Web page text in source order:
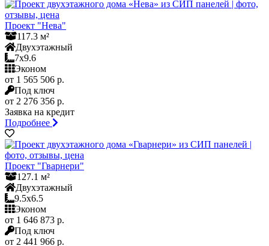
Проект "Нева"
117.3 м²
Двухэтажный
7x9.6
Эконом
от 1 565 506 р.
Под ключ
от 2 276 356 р.
Заявка на кредит
Подробнее
Проект "Гварнери"
127.1 м²
Двухэтажный
9.5x6.5
Эконом
от 1 646 873 р.
Под ключ
от 2 441 966 р.